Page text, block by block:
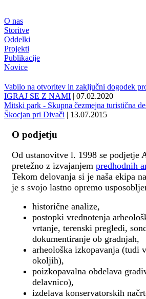
O nas
Storitve
Oddelki
Projekti
Publikacije
Novice
Vabilo na otvoritev in zaključni dogodek
IGRAJ SE Z NAMI | 07.02.2020
Mitski park - Skupna čezmejna turistična
Škocjan pri Divači | 13.07.2015
O podjetju
Od ustanovitve l. 1998 se podjetje
pretežno z izvajanjem predhodnih
Tekom delovanja si je naša ekipa
je s svojo lastno opremo
historične analize,
postopki vrednotenja
vrtanje, terenski pregledi,
dokumentiranje ob gradnjah,
arheološka izkopavanja (tudi
okoljih),
poizkopavalna obdelava
delavnico),
izdelava konservatorskih